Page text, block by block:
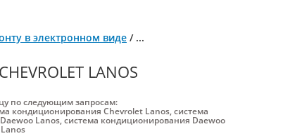
в электронном виде / ...
LANOS
по следующим запросам:
кондиционирования Chevrolet Lanos,система
Lanos,система кондиционирования Daewoo